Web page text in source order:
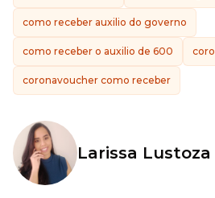
como receber auxilio do governo
como receber o auxilio de 600
coronavoucher como receber
Larissa Lustoza